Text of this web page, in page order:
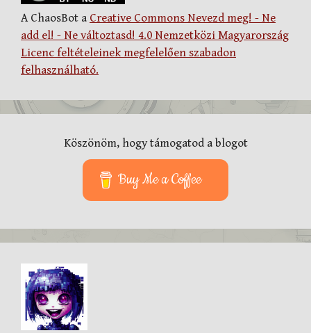
A ChaosBot a Creative Commons Nevezd meg! - Ne
add el! - Ne változtasd! 4.0 Nemzetközi Magyarország
Licenc feltételeinek megfelelően szabadon
felhasználható.
Köszönöm, hogy támogatod a blogot
Buy Me a Coffee